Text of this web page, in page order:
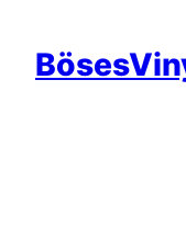
Inhalt
springen